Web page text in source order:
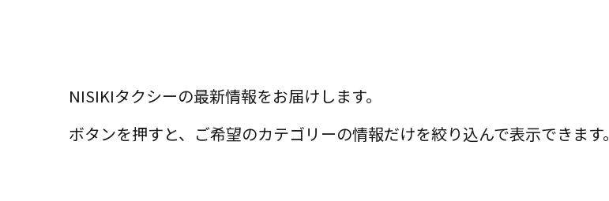
NISIKIタクシーの最新情報をお届けします。
ボタンを押すと、ご希望のカテゴリーの情報だけを絞り込んで表示できます。